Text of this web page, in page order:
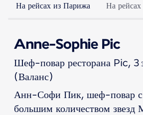
На рейсах из Парижа На
Anne-Sophie Pic
Шеф-повар ресторана Pic, 3
(Валанс)
Анн-Софи Пик, шеф-повар
большим количеством